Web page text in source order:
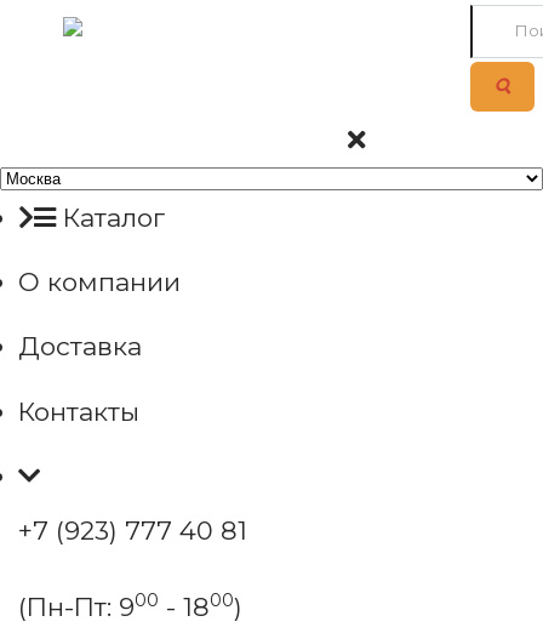
Каталог
О компании
Доставка
Контакты
+7 (923) 777 40 81
(Пн-Пт: 900 - 1800)